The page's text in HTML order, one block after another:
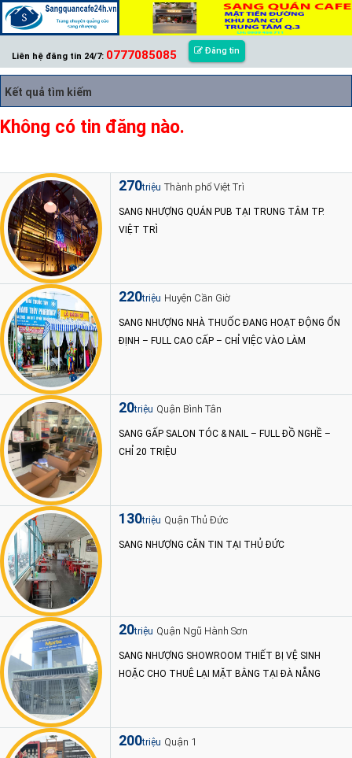
Liên hệ đăng tin 24/7: 0777085085 Đăng tin
Kết quả tìm kiếm
Không có tin đăng nào.
270triệu Thành phố Việt Trì
SANG NHƯỢNG QUÁN PUB TẠI TRUNG TÂM TP.
VIỆT TRÌ
220triệu Huyện Cần Giờ
SANG NHƯỢNG NHÀ THUỐC ĐANG HOẠT ĐỘNG ỔN
ĐỊNH – FULL CAO CẤP – CHỈ VIỆC VÀO LÀM
20triệu Quận Bình Tân
SANG GẤP SALON TÓC & NAIL – FULL ĐỒ NGHỀ –
CHỈ 20 TRIỆU
130triệu Quận Thủ Đức
SANG NHƯỢNG CĂN TIN TẠI THỦ ĐỨC
20triệu Quận Ngũ Hành Sơn
SANG NHƯỢNG SHOWROOM THIẾT BỊ VỆ SINH
HOẶC CHO THUÊ LẠI MẶT BẰNG TẠI ĐÀ NẴNG
200triệu Quận 1